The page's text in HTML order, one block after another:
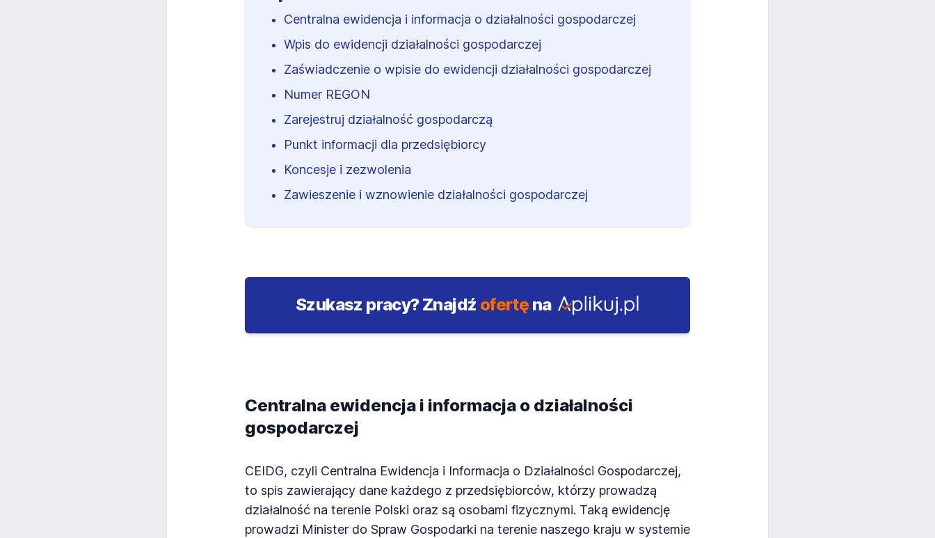
Centralna ewidencja i informacja o działalności gospodarczej
Wpis do ewidencji działalności gospodarczej
Zaświadczenie o wpisie do ewidencji działalności gospodarczej
Numer REGON
Zarejestruj działalność gospodarczą
Punkt informacji dla przedsiębiorcy
Koncesje i zezwolenia
Zawieszenie i wznowienie działalności gospodarczej
Szukasz pracy?Znajdź ofertę na
Centralna ewidencja i informacja o działalności
gospodarczej
CEIDG, czyli Centralna Ewidencja i Informacja o Działalności Gospodarczej,
to spis zawierający dane każdego z przedsiębiorców, którzy prowadzą
działalność na terenie Polski oraz są osobami fizycznymi. Taką ewidencję
prowadzi Minister do Spraw Gospodarki na terenie naszego kraju w systemie